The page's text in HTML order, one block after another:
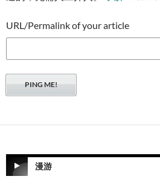
URL/Permalink of your article
漫游